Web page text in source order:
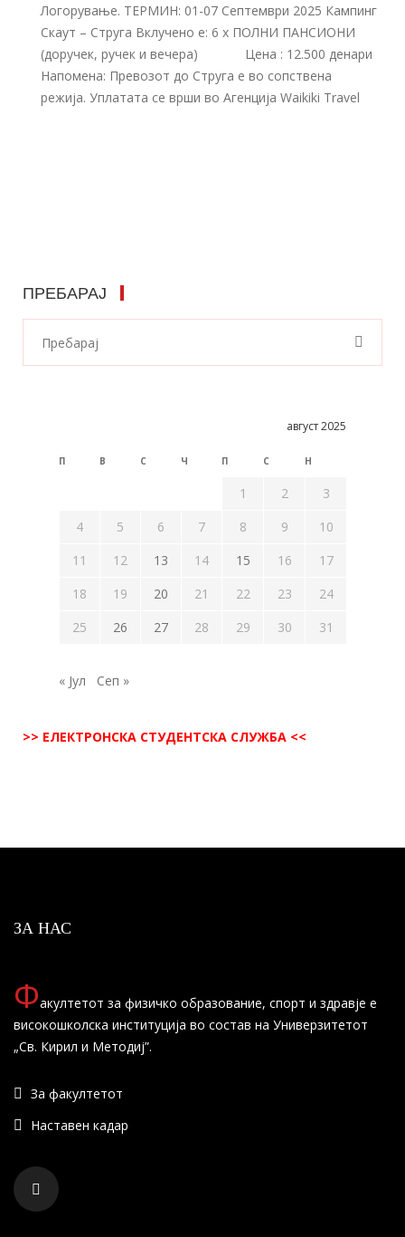
Логорување. ТЕРМИН: 01-07 Септември 2025 Кампинг
Скаут – Струга Вклучено е: 6 х ПОЛНИ ПАНСИОНИ
(доручек, ручек и вечера) Цена : 12.500 денари
Напомена: Превозот до Струга е во сопствена
режија. Уплатата се врши во Агенција Waikiki Travel
ПРЕБАРАЈ
август 2025
П В С Ч П С Н
1 2
3
4
5 6 7 8 9
10
11
12 13 14 15 16
17
18
19 20 21 22 23
24
25
26 27 28 29 30 31
« Јул Сеп »
>> ЕЛЕКТРОНСКА СТУДЕНТСКА СЛУЖБА <<
ЗА НАС
Факултетот за физичко образование, спорт и здравје е
високошколска институција во состав на Универзитетот
„Св. Кирил и Методиј”.
За факултетот
Наставен кадар